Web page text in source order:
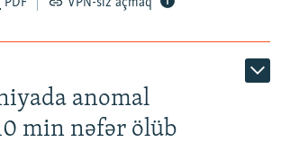
anomal
min nəfər ölüb